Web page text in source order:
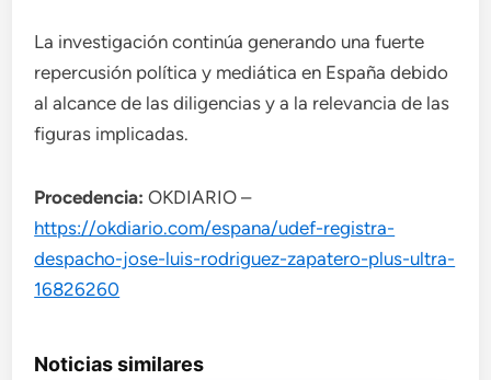
La investigación continúa generando una fuerte
repercusión política y mediática en España debido
al alcance de las diligencias y a la relevancia de las
figuras implicadas.
Procedencia: OKDIARIO –
https://okdiario.com/espana/udef-registra-
despacho-jose-luis-rodriguez-zapatero-plus-ultra-
16826260
Noticias similares